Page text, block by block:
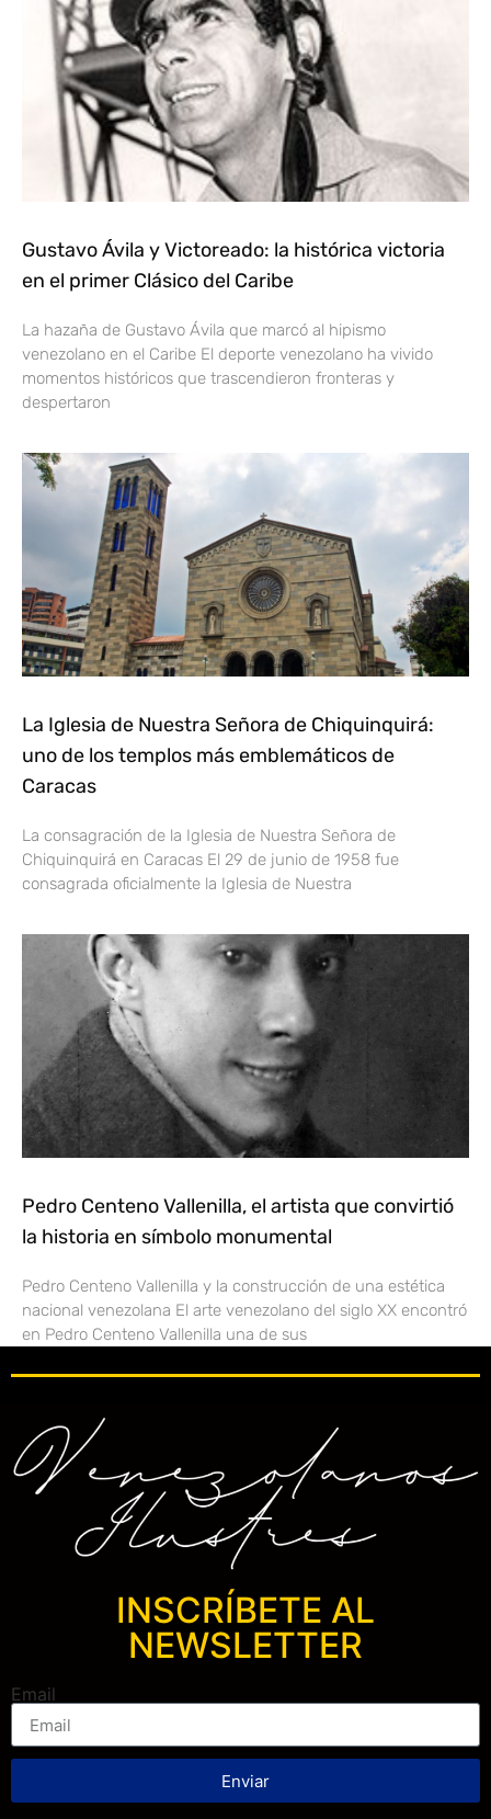
Gustavo Ávila y Victoreado: la histórica victoria
en el primer Clásico del Caribe
La hazaña de Gustavo Ávila que marcó al hipismo
venezolano en el Caribe El deporte venezolano ha vivido
momentos históricos que trascendieron fronteras y
despertaron
La Iglesia de Nuestra Señora de Chiquinquirá:
uno de los templos más emblemáticos de
Caracas
La consagración de la Iglesia de Nuestra Señora de
Chiquinquirá en Caracas El 29 de junio de 1958 fue
consagrada oficialmente la Iglesia de Nuestra
Pedro Centeno Vallenilla, el artista que convirtió
la historia en símbolo monumental
Pedro Centeno Vallenilla y la construcción de una estética
nacional venezolana El arte venezolano del siglo XX encontró
en Pedro Centeno Vallenilla una de sus
INSCRÍBETE AL
NEWSLETTER
Email
Enviar